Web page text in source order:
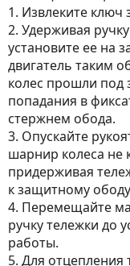
1. Извлеките ключ
2. Удерживая
установите ее на
двигатель таким
колес прошли
попадания в
стержнем обода.
3. Опускайте
шарнир колеса не
придерживая
к защитному
4. Перемещайте
ручку тележки до
работы.
5. Для отцепления